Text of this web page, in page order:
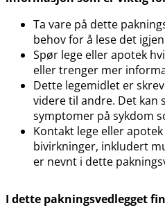
Ta vare på dette
behov for å lese det
Spør lege eller apotek
eller trenger mer
Dette legemidlet er
videre til andre. Det kan
symptomer på sykdom
Kontakt lege eller
bivirkninger, inkludert
er nevnt i dette
I dette pakningsvedlegget